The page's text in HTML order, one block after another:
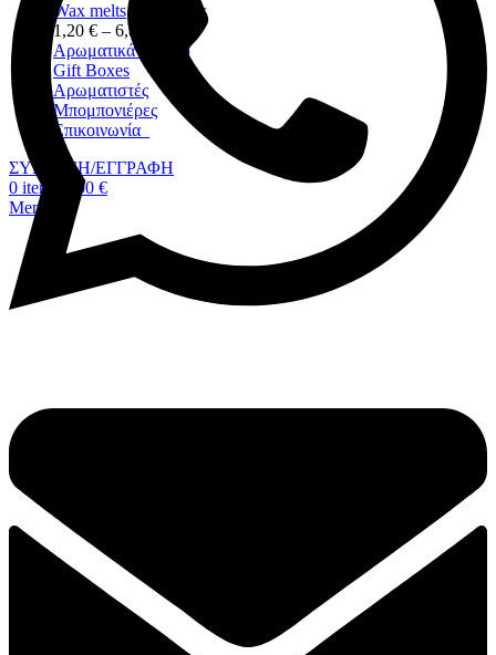
Wax melts,
Snap Bars
1,20 € – 6,80
Αρωματικά Χώρου
Gift Boxes
Αρωματιστές
Μπομπονιέρες
Επικοινωνία
ΣΥΝΔΕΣΗ/ΕΓΓΡΑΦΗ
0 items 0,00 €
Menu